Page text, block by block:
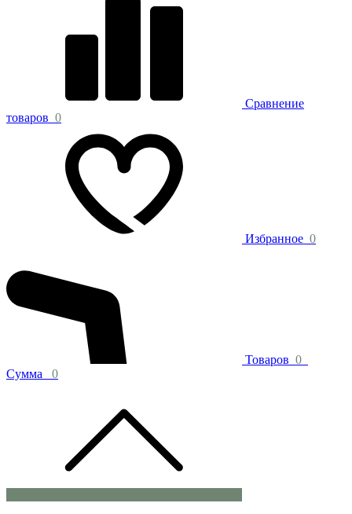
Сравнение
товаров 0
Избранное 0
Товаров 0
Сумма
0